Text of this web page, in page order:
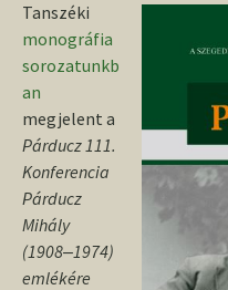
Tanszéki
monográfia
sorozatunkb
an
megjelent a
Párducz 111.
Konferencia
Párducz
Mihály
(1908‒1974)
emlékére